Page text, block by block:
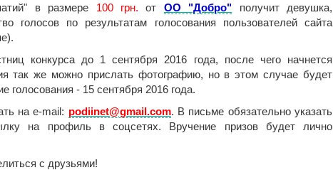
в размере 100 грн. от ОО "Добро" получит девушка,
голосов по результатам голосования пользователей сайта
конкурса до 1 сентября 2016 года, после чего начнется
так же можно прислать фотографию, но в этом случае будет
- 15 сентября 2016 года.
на e-mail: podiinet@gmail.com. В письме обязательно указать
на профиль в соцсетях. Вручение призов будет лично
с друзьями!